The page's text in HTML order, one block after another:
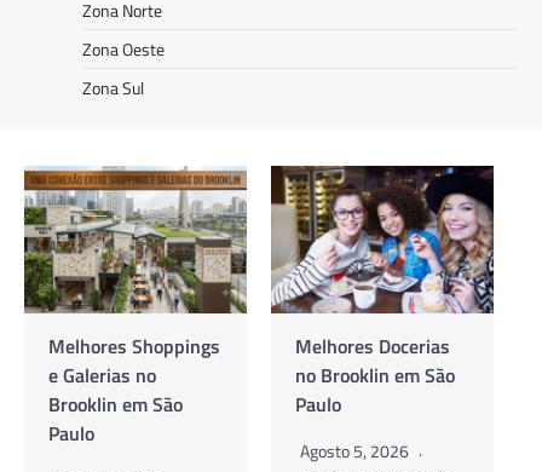
Zona Norte
Zona Oeste
Zona Sul
Melhores Docerias
no Brooklin em São
Paulo
As Melhores
Cafeterias no
Brooklin em São